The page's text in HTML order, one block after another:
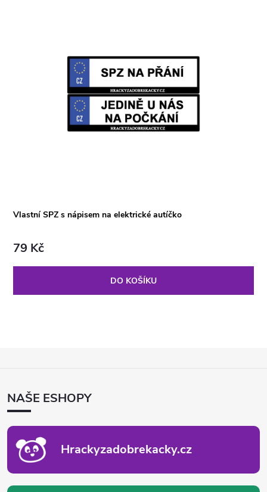
Vlastní SPZ s nápisem na elektrické autíčko
79 Kč
DO KOŠÍKU
ANAŠE ESHOPY
Hrackyzadobrekacky.cz